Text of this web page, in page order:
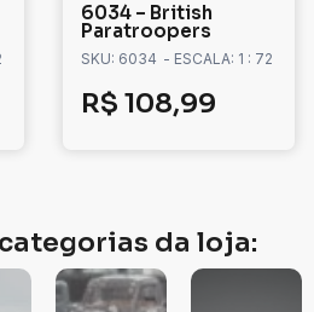
6034 – British
Paratroopers
SKU: 6034 - ESCALA: 1 : 72
R$ 108,99
da loja: